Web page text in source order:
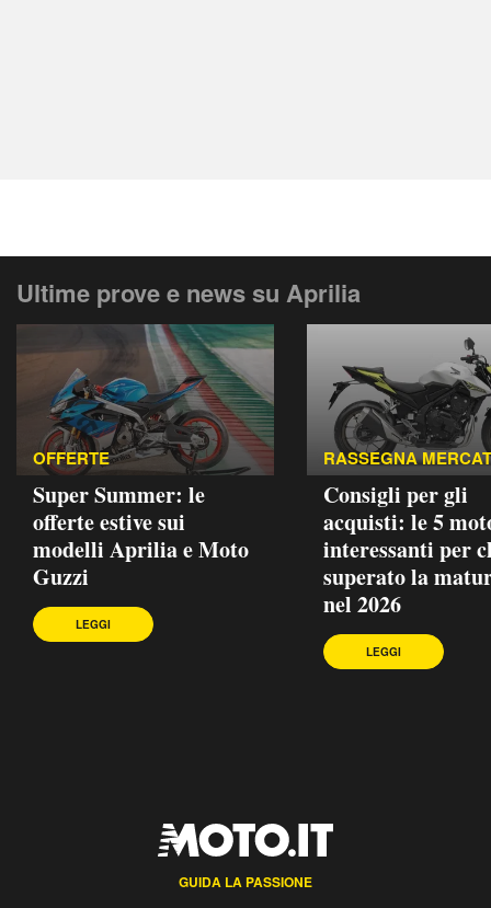
Ultime prove e news su Aprilia
OFFERTE
Super Summer: le
offerte estive sui
modelli Aprilia e Moto
Guzzi
LEGGI
RASSEGNA
Consigli per gli
acquisti: le 5
interessanti per
superato la
nel 2026
LEGGI
GUIDA LA PASSIONE